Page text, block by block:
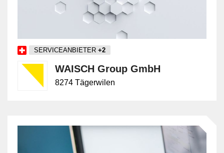
SERVICEANBIETER +2
WAISCH Group GmbH
8274 Tägerwilen